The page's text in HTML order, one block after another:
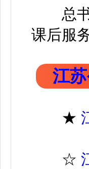
总书
课后服
江
★
☆